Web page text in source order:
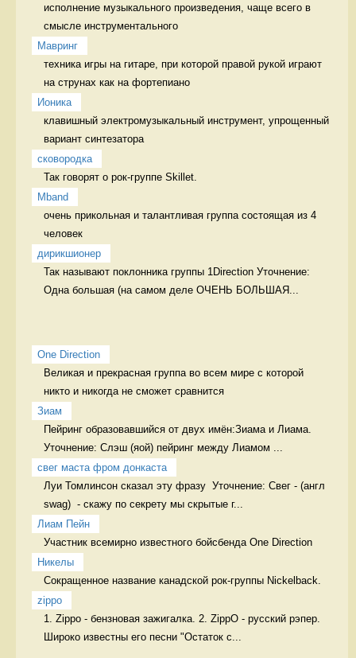
исполнение музыкального произведения, чаще всего в
смысле инструментального
Мавринг
техника игры на гитаре, при которой правой рукой играют
на струнах как на фортепиано
Ионика
клавишный электромузыкальный инструмент, упрощенный
вариант синтезатора
сковородка
Так говорят о рок-группе Skillet.
Mband
очень прикольная и талантливая группа состоящая из 4
человек
дирикшионер
Так называют поклонника группы 1Direction Уточнение:
Одна большая (на самом деле ОЧЕНЬ БОЛЬШАЯ...
One Direction
Великая и прекрасная группа во всем мире с которой
никто и никогда не сможет сравнится
Зиам
Пейринг образовавшийся от двух имён:Зиама и Лиама.
Уточнение: Слэш (яой) пейринг между Лиамом ...
свег маста фром донкаста
Луи Томлинсон сказал эту фразу  Уточнение: Свег - (англ
swag)  - скажу по секрету мы скрытые г...
Лиам Пейн
Участник всемирно известного бойсбенда One Direction
Никелы
Сокращенное название канадской рок-группы Nickelback.
zippo
1. Zippo - бензновая зажигалка. 2. ZippO - русский рэпер.
Широко известны его песни "Остаток с...